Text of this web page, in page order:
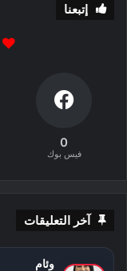
إتبعنا
0
فيس بوك
آخر التعليقات
وئام